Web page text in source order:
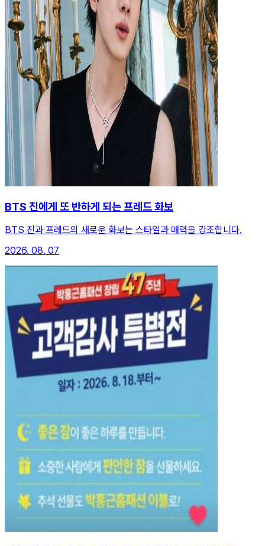
BTS 진에게 또 반하게 되는 프레드 화보
BTS 진과 프레드의 새로운 화보는 스타일과 매력을 강조합니다.
2026. 08. 07